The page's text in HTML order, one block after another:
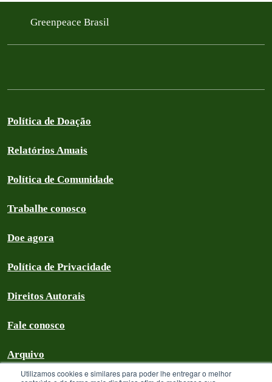
Utilizamos cookies e similares para poder lhe entregar o melhor
Greenpeace Brasil
Política de Doação
Relatórios Anuais
Política de Comunidade
Trabalhe conosco
Doe agora
Política de Privacidade
Direitos Autorais
Fale conosco
Arquivo